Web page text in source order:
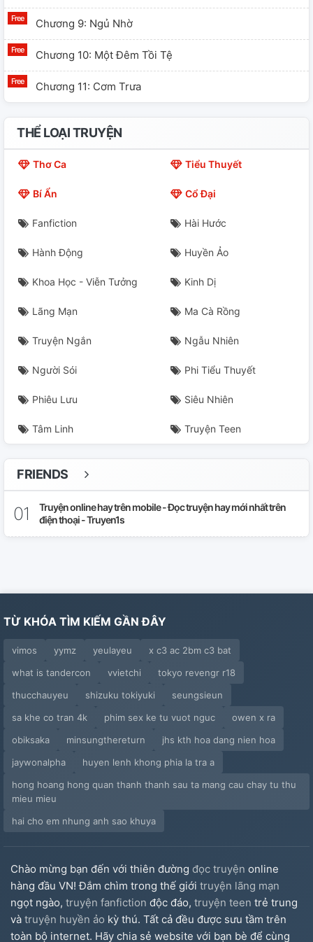
Chương 9: Ngủ Nhờ
Chương 10: Một Đêm Tồi Tệ
Chương 11: Cơm Trưa
THỂ LOẠI TRUYỆN
Thơ Ca Tiểu Thuyết
Bí Ẩn Cổ Đại
Fanfiction Hài Hước
Hành Động Huyền Ảo
Khoa Học - Viễn Tưởng Kinh Dị
Lãng Mạn Ma Cà Rồng
Truyện Ngắn Ngẫu Nhiên
Người Sói Phi Tiểu Thuyết
Phiêu Lưu Siêu Nhiên
Tâm Linh Truyện Teen
FRIENDS
Truyện online hay trên mobile - Đọc truyện hay mới nhất trên
điện thoại - Truyen1s
TỪ KHÓA TÌM KIẾM GẦN ĐÂY
vimos yymz yeulayeu
x c3 ac 2bm c3 bat
what is tandercon
vvietchi
tokyo revengr r18
thucchauyeu
shizuku tokiyuki
seungsieun
sa khe co tran 4k
phim sex ke tu vuot nguc
owen x ra
obiksaka
minsungthereturn
jhs kth hoa dang nien hoa
jaywonalpha
huyen lenh khong phia la tra a
hong hoang hong quan thanh thanh sau ta mang cau chay tu thu
mieu mieu
hai cho em nhung anh sao khuya
Chào mừng bạn đến với thiên đường đọc truyện online
hàng đầu VN! Đắm chìm trong thế giới truyện lãng mạn
ngọt ngào, truyện fanfiction độc đáo, truyện teen trẻ trung
và truyện huyền ảo kỳ thú. Tất cả đều được sưu tầm trên
toàn bộ internet. Hãy chia sẻ website với bạn bè để cùng